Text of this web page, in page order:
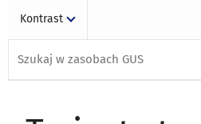
Kontrast